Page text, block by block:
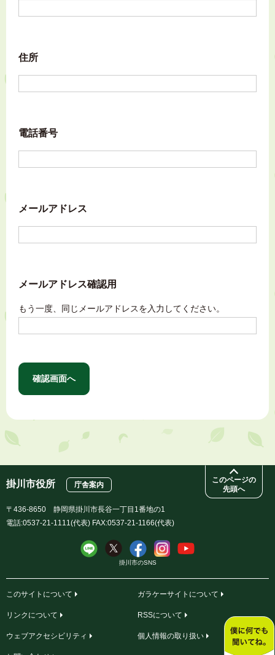
住所
電話番号
メールアドレス
メールアドレス確認用
もう一度、同じメールアドレスを入力してください。
このページの
先頭へ
掛川市役所 庁舎案内
〒436-8650 静岡県掛川市長谷一丁目1番地の1
電話:0537-21-1111(代表) FAX:0537-21-1166(代表)
掛川市のSNS
このサイトについて ガラケーサイトについて
リンクについて RSSについて
ウェブアクセシビリティ 個人情報の取り扱い